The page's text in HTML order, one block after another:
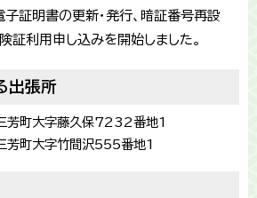
証明書の更新・発行、暗証番号再設
証利用申し込みを開始しました。
出張所
芳町大字藤久保7232番地1
町大字竹間沢555番地1